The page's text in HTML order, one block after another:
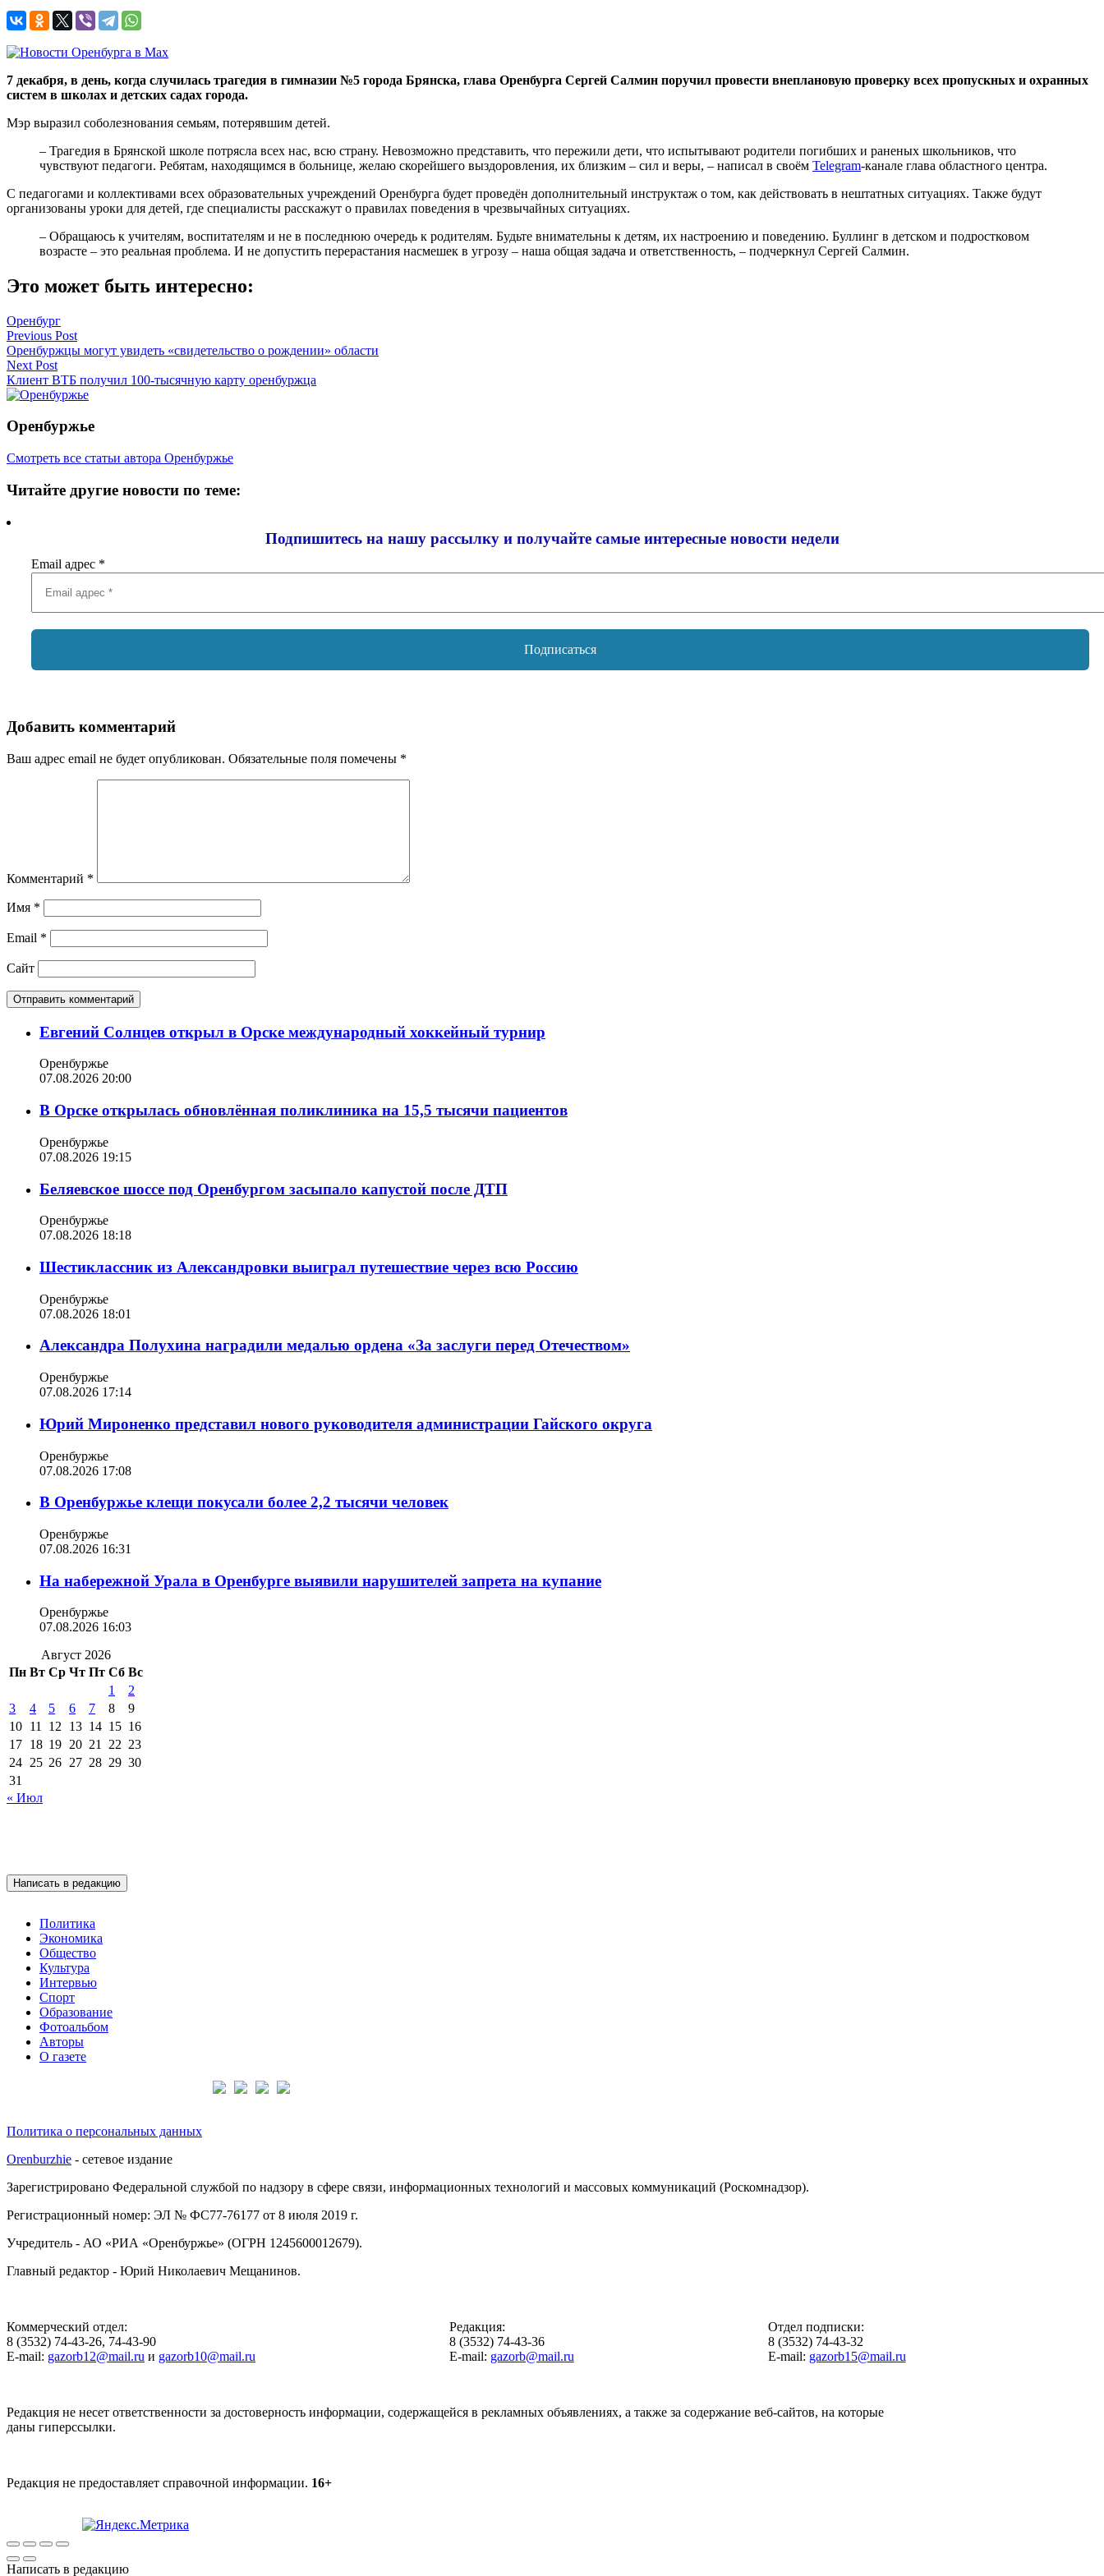
7 декабря, в день, когда случилась трагедия в гимназии №5 города Брянска, глава Оренбурга Сергей Салмин поручил провести внеплановую проверку всех пропускных и охранных
систем в школах и детских садах города.
Мэр выразил соболезнования семьям, потерявшим детей.
– Трагедия в Брянской школе потрясла всех нас, всю страну. Невозможно представить, что пережили дети, что испытывают родители погибших и раненых школьников, что
чувствуют педагоги. Ребятам, находящимся в больнице, желаю скорейшего выздоровления, их близким – сил и веры, – написал в своём Telegram-канале глава областного центра.
С педагогами и коллективами всех образовательных учреждений Оренбурга будет проведён дополнительный инструктаж о том, как действовать в нештатных ситуациях. Также будут
организованы уроки для детей, где специалисты расскажут о правилах поведения в чрезвычайных ситуациях.
– Обращаюсь к учителям, воспитателям и не в последнюю очередь к родителям. Будьте внимательны к детям, их настроению и поведению. Буллинг в детском и подростковом
возрасте – это реальная проблема. И не допустить перерастания насмешек в угрозу – наша общая задача и ответственность, – подчеркнул Сергей Салмин.
Это может быть интересно:
Оренбург
Навигация
по
записям
Previous Post
Оренбуржцы могут увидеть «свидетельство о рождении» области
Next Post
Клиент ВТБ получил 100-тысячную карту оренбуржца
Оренбуржье
Смотреть все статьи автора Оренбуржье
Читайте другие новости по теме:
Подпишитесь на нашу рассылку и получайте самые интересные новости недели
Email адрес *
Добавить комментарий
Ваш адрес email не будет опубликован. Обязательные поля помечены *
Комментарий *
Имя *
Email *
Сайт
Евгений Солнцев открыл в Орске международный хоккейный турнир
Оренбуржье
07.08.2026 20:00
В Орске открылась обновлённая поликлиника на 15,5 тысячи пациентов
Оренбуржье
07.08.2026 19:15
Беляевское шоссе под Оренбургом засыпало капустой после ДТП
Оренбуржье
07.08.2026 18:18
Шестиклассник из Александровки выиграл путешествие через всю Россию
Оренбуржье
07.08.2026 18:01
Александра Полухина наградили медалью ордена «За заслуги перед Отечеством»
Оренбуржье
07.08.2026 17:14
Юрий Мироненко представил нового руководителя администрации Гайского округа
Оренбуржье
07.08.2026 17:08
В Оренбуржье клещи покусали более 2,2 тысячи человек
Оренбуржье
07.08.2026 16:31
На набережной Урала в Оренбурге выявили нарушителей запрета на купание
Оренбуржье
07.08.2026 16:03
Август 2026
Пн Вт Ср Чт Пт Сб Вс
1
2
3
4 5 6 7 8
9
10 11 12 13 14 15 16
17 18 19 20 21 22 23
24 25 26 27 28 29 30
31
« Июл
Написать в редакцию
Политика
Экономика
Общество
Культура
Интервью
Спорт
Образование
Фотоальбом
Авторы
О газете
Политика о персональных данных
Orenburzhie - сетевое издание
Зарегистрировано Федеральной службой по надзору в сфере связи, информационных технологий и массовых коммуникаций (Роскомнадзор).
Регистрационный номер: ЭЛ № ФС77-76177 от 8 июля 2019 г.
Учредитель - АО «РИА «Оренбуржье» (ОГРН 1245600012679).
Главный редактор - Юрий Николаевич Мещанинов.
Коммерческий отдел:
8 (3532) 74-43-26, 74-43-90
E-mail: gazorb12@mail.ru и gazorb10@mail.ru
Редакция:
8 (3532) 74-43-36
E-mail: gazorb@mail.ru
Отдел подписки:
8 (3532) 74-43-32
E-mail: gazorb15@mail.ru
Редакция не несет ответственности за достоверность информации, содержащейся в рекламных объявлениях, а также за содержание веб-сайтов, на которые
даны гиперссылки.
Редакция не предоставляет справочной информации. 16+
Написать в редакцию